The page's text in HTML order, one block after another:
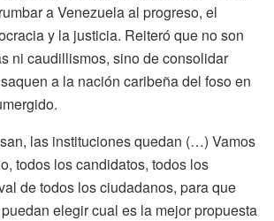
a Venezuela al progreso, el
y la justicia. Reiteró que no son
ni caudillismos, sino de consolidar
a la nación caribeña del foso en
las instituciones quedan (…) Vamos
todos los candidatos, todos los
de todos los ciudadanos, para que
elegir cual es la mejor propuesta